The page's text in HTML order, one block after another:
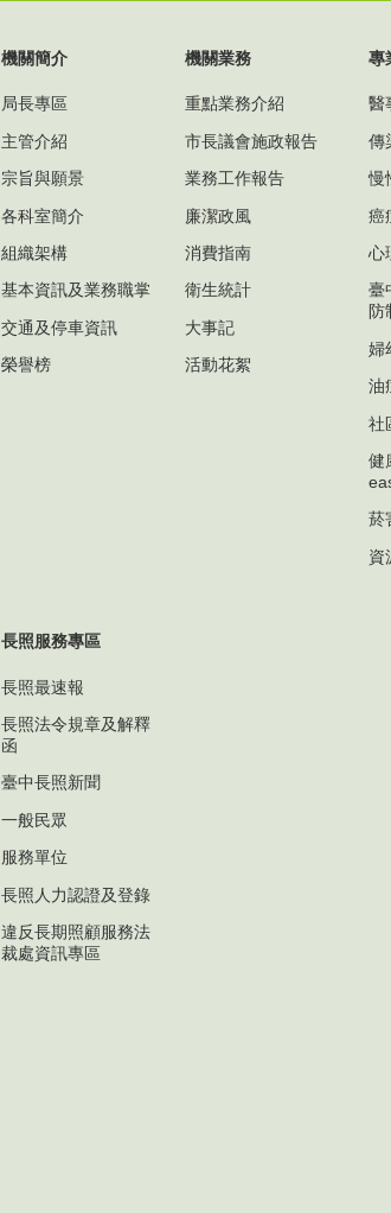
機關簡介
局長專區
主管介紹
宗旨與願景
各科室簡介
組織架構
基本資訊及業務職掌
交通及停車資訊
榮譽榜
機關業務
重點業務介紹
市長議會施政報告
業務工作報告
廉潔政風
消費指南
衛生統計
大事記
活動花絮
專
醫
傳
慢
癌
心
臺
防
婦
油
社
健
菸
資
長照服務專區
長照最速報
長照法令規章及解釋
函
臺中長照新聞
一般民眾
服務單位
長照人力認證及登錄
違反長期照顧服務法
裁處資訊專區